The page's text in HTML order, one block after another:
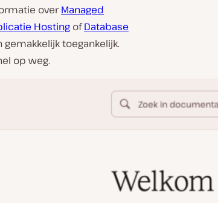
overManaged
Hosting ofDatabase
toegankelijk.
op weg.